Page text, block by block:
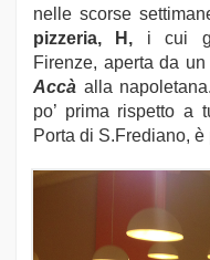
nelle scorse
pizzeria, H, i cui
Firenze, aperta da
Accà alla
po’ prima rispetto a
Porta di S.Frediano,